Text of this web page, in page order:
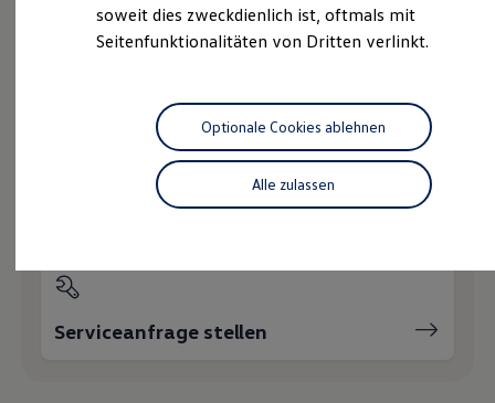
Driving Experience
Volkswagen entdecken
Lifestyle Shop
T-Roc Kollektion
Golf Kollektion
ID. Kollektion
Volkswagen Kollektion
R-Kollektion
Besitzer und Service
myVolkswagen
Software Updates
Servicetermin buchen
Serviceanfrage stellen
soweit dies zweckdienlich ist, oftmals mit
Seitenfunktionalitäten von Dritten verlinkt.
Alle zulassen
Optionale Cookies ablehnen